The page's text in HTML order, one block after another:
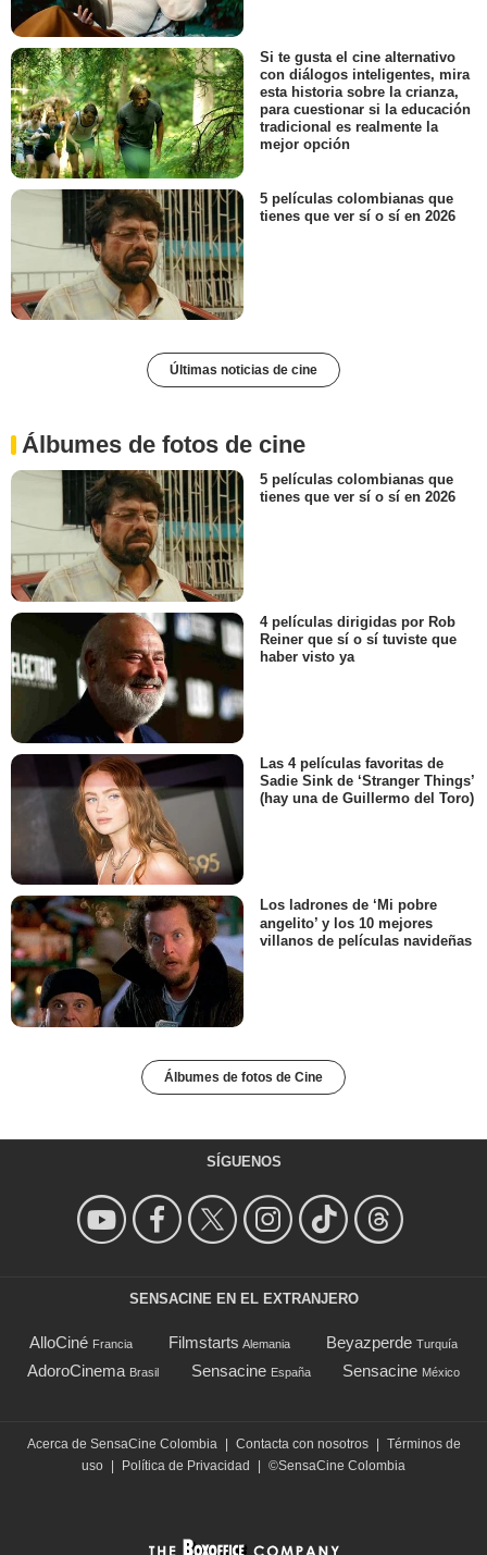
Si te gusta el cine alternativo
con diálogos inteligentes, mira
esta historia sobre la crianza,
para cuestionar si la educación
tradicional es realmente la
mejor opción
5 películas colombianas que
tienes que ver sí o sí en 2026
Últimas noticias de cine
Álbumes de fotos de cine
5 películas colombianas que
tienes que ver sí o sí en 2026
4 películas dirigidas por Rob
Reiner que sí o sí tuviste que
haber visto ya
Las 4 películas favoritas de
Sadie Sink de ‘Stranger Things’
(hay una de Guillermo del Toro)
Los ladrones de ‘Mi pobre
angelito’ y los 10 mejores
villanos de películas navideñas
Álbumes de fotos de Cine
SÍGUENOS
SENSACINE EN EL EXTRANJERO
AlloCiné Francia Filmstarts Alemania Beyazperde Turquía
AdoroCinema Brasil Sensacine España Sensacine México
Acerca de SensaCine Colombia | Contacta con nosotros | Términos de
uso | Política de Privacidad | ©SensaCine Colombia